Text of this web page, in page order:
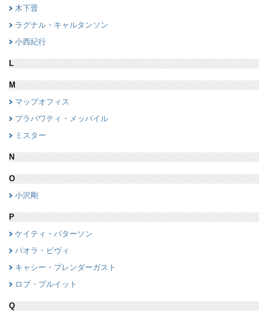
木下晋
ラグナル・キャルタンソン
小西紀行
L
M
マップオフィス
プラバワティ・メッパイル
ミスター
N
O
小沢剛
P
ケイティ・パターソン
パオラ・ピヴィ
キャシー・プレンダーガスト
ロブ・プルイット
Q